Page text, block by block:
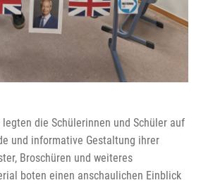
legten die Schülerinnen und Schüler auf
und informative Gestaltung ihrer
Broschüren und weiteres
boten einen anschaulichen Einblick